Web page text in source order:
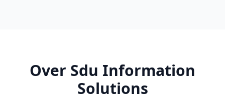
Over Sdu Information
Solutions